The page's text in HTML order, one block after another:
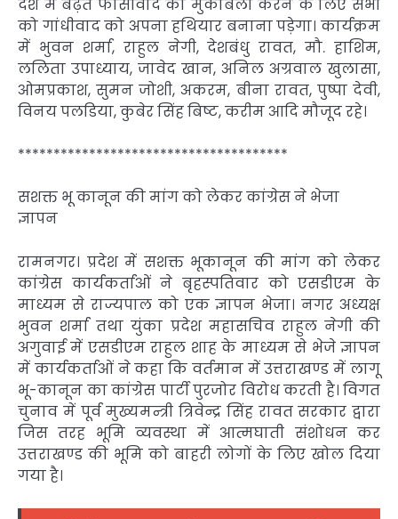
देश में बढ़ते फासीवाद का मुकाबला करने के लिए सभी
को गांधीवाद को अपना हथियार बनाना पड़ेगा। कार्यक्रम
में भुवन शर्मा, राहुल नेगी, देशबंधु रावत, मौ. हाशिम,
ललिता उपाध्याय, जावेद खान, अनिल अग्रवाल खुलासा,
ओमप्रकाश, सुमन जोशी, अकरम, बीना रावत, पुष्पा देवी,
विनय पलडिया, कुबेर सिंह बिष्ट, करीम आदि मौजूद रहे।
**************************************
सशक्त भू कानून की मांग को लेकर कांग्रेस ने भेजा
ज्ञापन
रामनगर। प्रदेश में सशक्त भूकानून की मांग को लेकर
कांग्रेस कार्यकर्ताओं ने बृहस्पतिवार को एसडीएम के
माध्यम से राज्यपाल को एक ज्ञापन भेजा। नगर अध्यक्ष
भुवन शर्मा तथा युंका प्रदेश महासचिव राहुल नेगी की
अगुवाई में एसडीएम राहुल शाह के माध्यम से भेजे ज्ञापन
में कार्यकर्ताओं ने कहा कि वर्तमान में उत्तराखण्ड में लागू
भू-कानून का कांग्रेस पार्टी पुरजोर विरोध करती है। विगत
चुनाव में पूर्व मुख्यमन्त्री त्रिवेन्द्र सिंह रावत सरकार द्वारा
जिस तरह भूमि व्यवस्था में आत्मघाती संशोधन कर
उत्तराखण्ड की भूमि को बाहरी लोगों के लिए खोल दिया
गया है।